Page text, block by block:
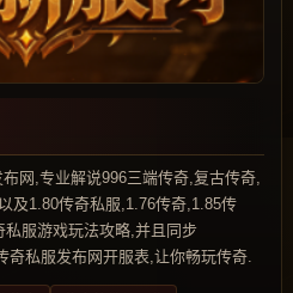
网,专业解说996三端传奇,复古传奇,
及1.80传奇私服,1.76传奇,1.85传
服游戏玩法攻略,并且同步
奇私服发布网开服表,让你畅玩传奇.